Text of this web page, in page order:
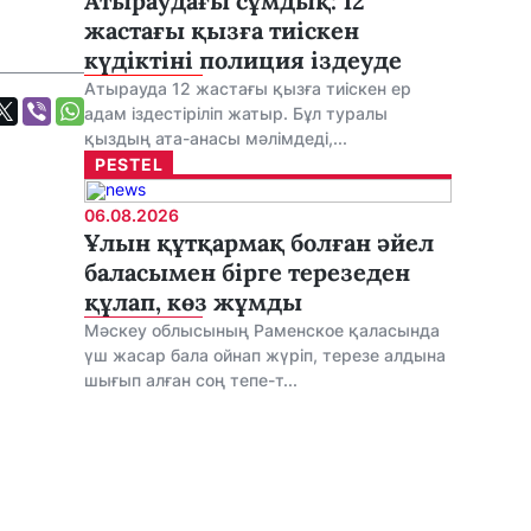
жастағы қызға тиіскен
күдіктіні полиция іздеуде
Атырауда 12 жастағы қызға тиіскен ер
адам іздестіріліп жатыр. Бұл туралы
қыздың ата-анасы мәлімдеді,...
PESTEL
06.08.2026
Ұлын құтқармақ болған әйел
баласымен бірге терезеден
құлап, көз жұмды
Мәскеу облысының Раменское қаласында
үш жасар бала ойнап жүріп, терезе алдына
шығып алған соң тепе-т...